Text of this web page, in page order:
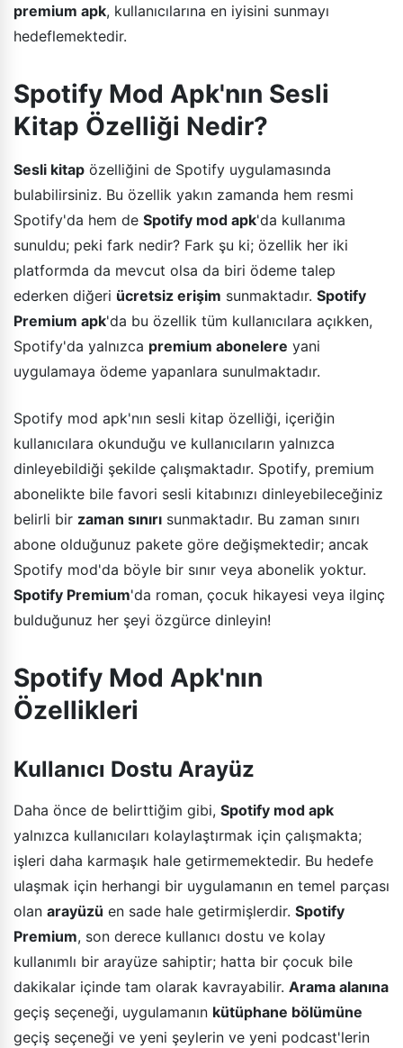
premium apk, kullanıcılarına en iyisini sunmayı
hedeflemektedir.
Spotify Mod Apk'nın Sesli
Kitap Özelliği Nedir?
Sesli kitap özelliğini de Spotify uygulamasında
bulabilirsiniz. Bu özellik yakın zamanda hem resmi
Spotify'da hem de Spotify mod apk'da kullanıma
sunuldu; peki fark nedir? Fark şu ki; özellik her iki
platformda da mevcut olsa da biri ödeme talep
ederken diğeri ücretsiz erişim sunmaktadır. Spotify
Premium apk'da bu özellik tüm kullanıcılara açıkken,
Spotify'da yalnızca premium abonelere yani
uygulamaya ödeme yapanlara sunulmaktadır.
Spotify mod apk'nın sesli kitap özelliği, içeriğin
kullanıcılara okunduğu ve kullanıcıların yalnızca
dinleyebildiği şekilde çalışmaktadır. Spotify, premium
abonelikte bile favori sesli kitabınızı dinleyebileceğiniz
belirli bir zaman sınırı sunmaktadır. Bu zaman sınırı
abone olduğunuz pakete göre değişmektedir; ancak
Spotify mod'da böyle bir sınır veya abonelik yoktur.
Spotify Premium'da roman, çocuk hikayesi veya ilginç
bulduğunuz her şeyi özgürce dinleyin!
Spotify Mod Apk'nın
Özellikleri
Kullanıcı Dostu Arayüz
Daha önce de belirttiğim gibi, Spotify mod apk
yalnızca kullanıcıları kolaylaştırmak için çalışmakta;
işleri daha karmaşık hale getirmemektedir. Bu hedefe
ulaşmak için herhangi bir uygulamanın en temel parçası
olan arayüzü en sade hale getirmişlerdir. Spotify
Premium, son derece kullanıcı dostu ve kolay
kullanımlı bir arayüze sahiptir; hatta bir çocuk bile
dakikalar içinde tam olarak kavrayabilir. Arama alanına
geçiş seçeneği, uygulamanın kütüphane bölümüne
geçiş seçeneği ve yeni şeylerin ve yeni podcast'lerin